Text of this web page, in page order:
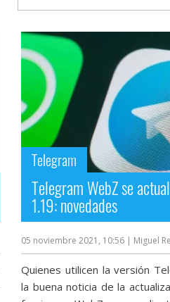
Telegram
Telegram WebZ se
1.19: novedades
05 noviembre 2021, 10:56 | Miguel
Quienes utilicen la versión
la buena noticia de la